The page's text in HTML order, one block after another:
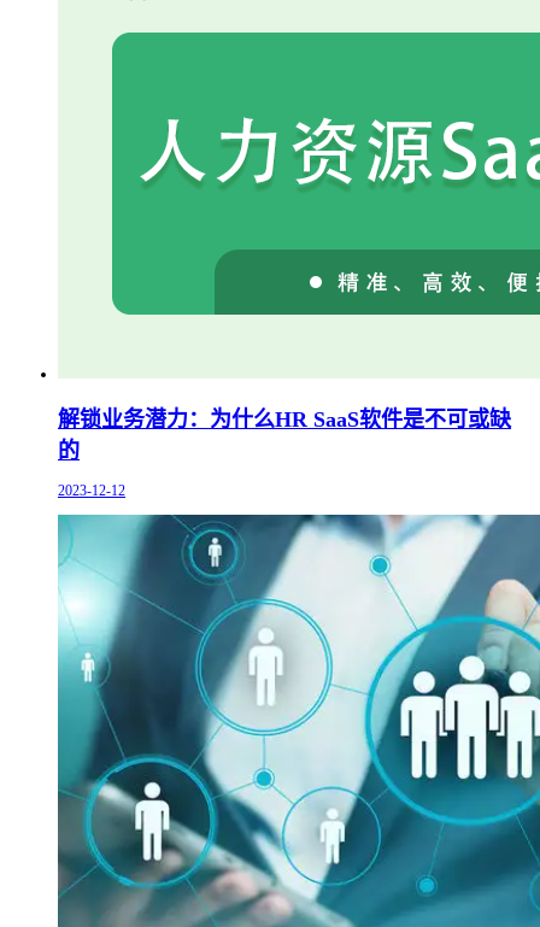
解锁业务潜力：为什么HR SaaS软件是不可或缺
的
2023-12-12